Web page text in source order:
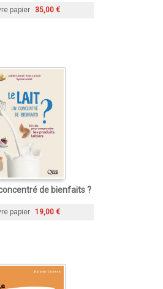
papier 35,00 €
de bienfaits ?
papier 19,00 €